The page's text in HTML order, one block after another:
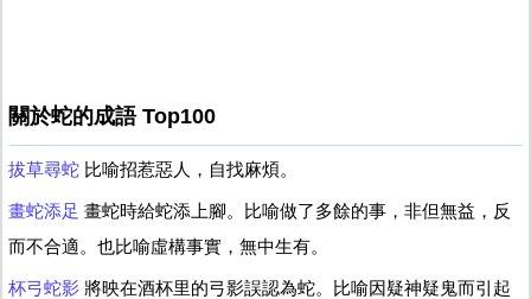
關於蛇的成語 Top100
拔草尋蛇 比喻招惹惡人，自找麻煩。
畫蛇添足 畫蛇時給蛇添上腳。比喻做了多餘的事，非但無益，反
而不合適。也比喻虛構事實，無中生有。
杯弓蛇影 將映在酒杯里的弓影誤認為蛇。比喻因疑神疑鬼而引起